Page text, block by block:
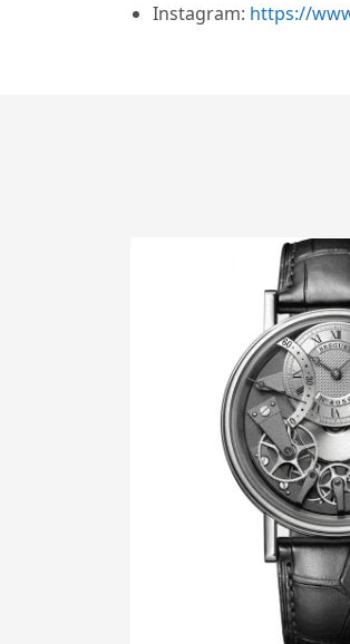
Instagram: https://